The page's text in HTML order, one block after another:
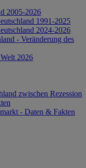
2005-2026
1991-2025
2024-2026
- Veränderung des
2026
zwischen Rezession
- Daten & Fakten